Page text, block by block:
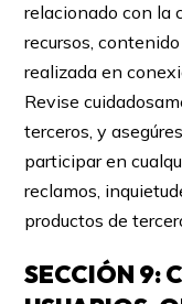
relacionado con la
recursos,
realizada en
Revise
terceros, y
participar en
reclamos,
productos de
SECCIÓN 9: